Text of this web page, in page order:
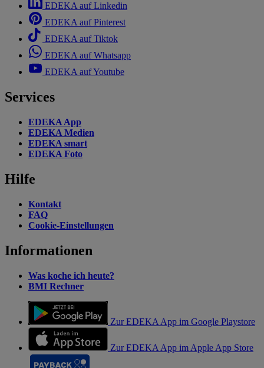
EDEKA auf Linkedin
EDEKA auf Pinterest
EDEKA auf Tiktok
EDEKA auf Whatsapp
EDEKA auf Youtube
Services
EDEKA App
EDEKA Medien
EDEKA smart
EDEKA Foto
Hilfe
Kontakt
FAQ
Cookie-Einstellungen
Informationen
Was koche ich heute?
BMI Rechner
Zur EDEKA App im Google Playstore
Zur EDEKA App im Apple App Store